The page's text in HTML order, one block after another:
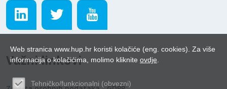
Važni linkovi
Web stranica www.hup.hr koristi kolačiće (eng. cookies). Za više
informacija o kolačićima, molimo kliknite ovdje
Tehničko/funkcionalni (obvezni)